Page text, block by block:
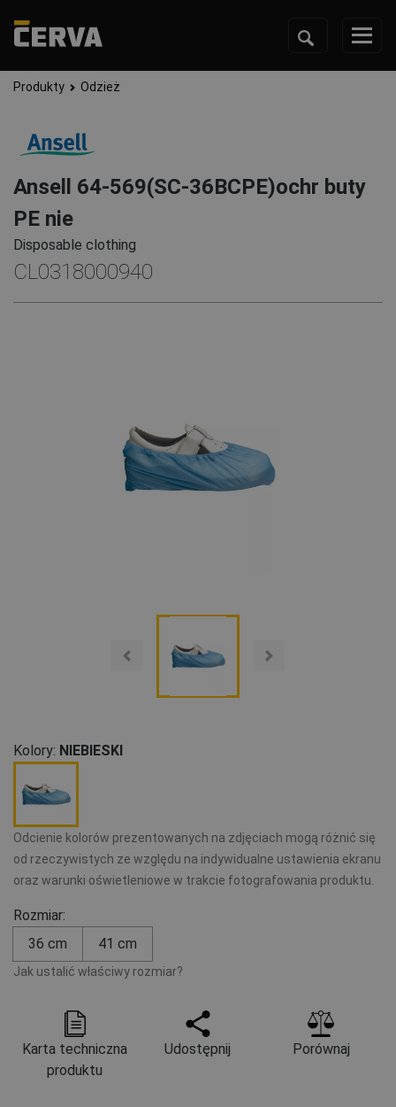
Produkty Odzież
Ansell 64-569(SC-36BCPE)ochr buty
PE nie
Disposable clothing
CL0318000940
Kolory: NIEBIESKI
Odcienie kolorów prezentowanych na zdjęciach mogą różnić się
od rzeczywistych ze względu na indywidualne ustawienia ekranu
oraz warunki oświetleniowe w trakcie fotografowania produktu.
Rozmiar:
36 cm
41 cm
Jak ustalić właściwy rozmiar?
Karta techniczna
produktu
Udostępnij Porównaj